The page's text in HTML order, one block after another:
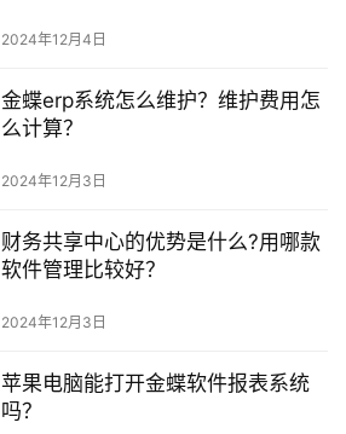
2024年12月4日
金蝶erp系统怎么维护？维护费用怎
么计算？
2024年12月3日
财务共享中心的优势是什么?用哪款
软件管理比较好？
2024年12月3日
苹果电脑能打开金蝶软件报表系统
吗？